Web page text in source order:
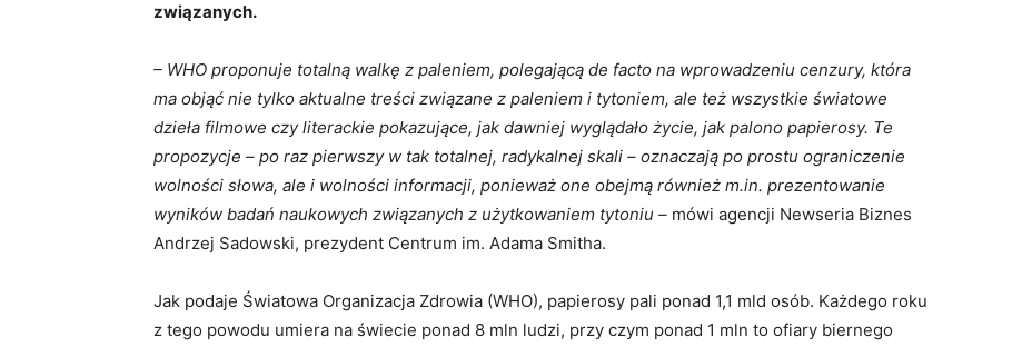
związanych.
– WHO proponuje totalną walkę z paleniem, polegającą de facto na wprowadzeniu cenzury, która
ma objąć nie tylko aktualne treści związane z paleniem i tytoniem, ale też wszystkie światowe
dzieła filmowe czy literackie pokazujące, jak dawniej wyglądało życie, jak palono papierosy. Te
propozycje – po raz pierwszy w tak totalnej, radykalnej skali – oznaczają po prostu ograniczenie
wolności słowa, ale i wolności informacji, ponieważ one obejmą również m.in. prezentowanie
wyników badań naukowych związanych z użytkowaniem tytoniu – mówi agencji Newseria Biznes
Andrzej Sadowski, prezydent Centrum im. Adama Smitha.
Jak podaje Światowa Organizacja Zdrowia (WHO), papierosy pali ponad 1,1 mld osób. Każdego roku
z tego powodu umiera na świecie ponad 8 mln ludzi, przy czym ponad 1 mln to ofiary biernego